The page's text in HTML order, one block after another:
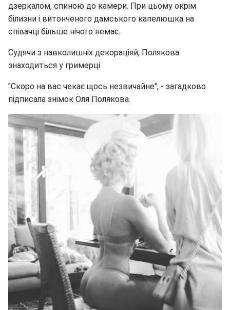
дзеркалом, спиною до камери. При цьому окрім
білизни і витонченого дамського капелюшка на
співачці більше нічого немає.
Судячи з навколишніх декораціяй, Полякова
знаходиться у гримерці.
"Скоро на вас чекає щось незвичайне", - загадково
підписала знімок Оля Полякова.